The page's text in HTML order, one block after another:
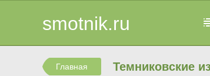
smotnik.ru
Главная Темниковские